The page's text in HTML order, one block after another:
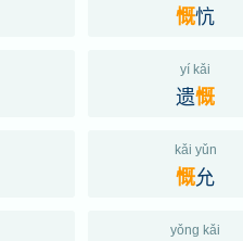
慨忼
yí kǎi
遗慨
kǎi yǔn
慨允
yǒng kǎi